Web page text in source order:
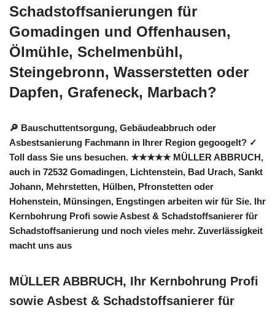
Schadstoffsanierungen für
Gomadingen und Offenhausen,
Ölmühle, Schelmenbühl,
Steingebronn, Wasserstetten oder
Dapfen, Grafeneck, Marbach?
🔎 Bauschuttentsorgung, Gebäudeabbruch oder
Asbestsanierung Fachmann in Ihrer Region gegoogelt? ✓
Toll dass Sie uns besuchen. ★★★★★ MÜLLER ABBRUCH,
auch in 72532 Gomadingen, Lichtenstein, Bad Urach, Sankt
Johann, Mehrstetten, Hülben, Pfronstetten oder
Hohenstein, Münsingen, Engstingen arbeiten wir für Sie. Ihr
Kernbohrung Profi sowie Asbest & Schadstoffsanierer für
Schadstoffsanierung und noch vieles mehr. Zuverlässigkeit
macht uns aus
MÜLLER ABBRUCH, Ihr Kernbohrung Profi
sowie Asbest & Schadstoffsanierer für